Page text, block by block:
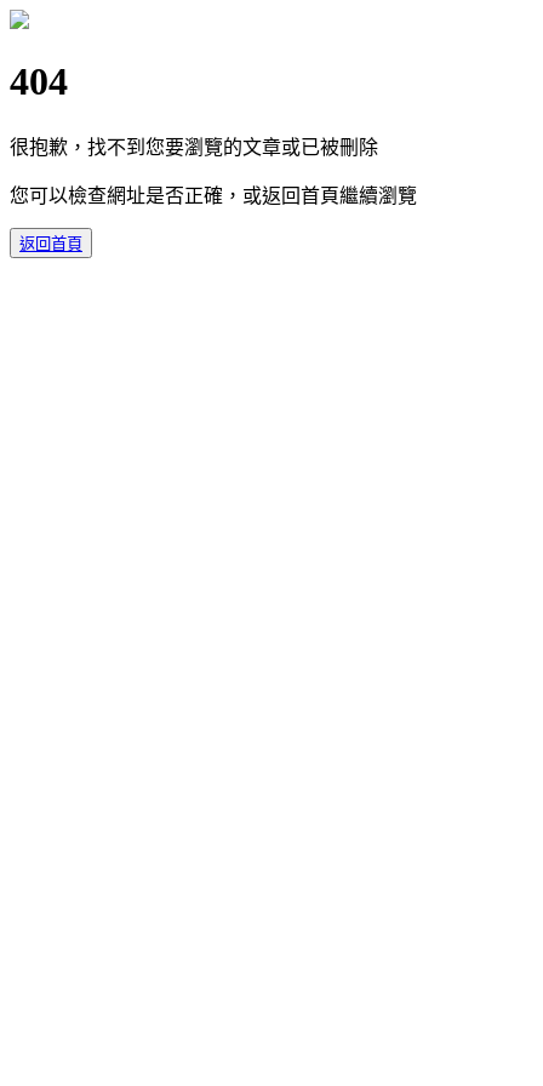
404
很抱歉，找不到您要瀏覽的文章或已被刪除
您可以檢查網址是否正確，或返回首頁繼續瀏覽
返回首頁